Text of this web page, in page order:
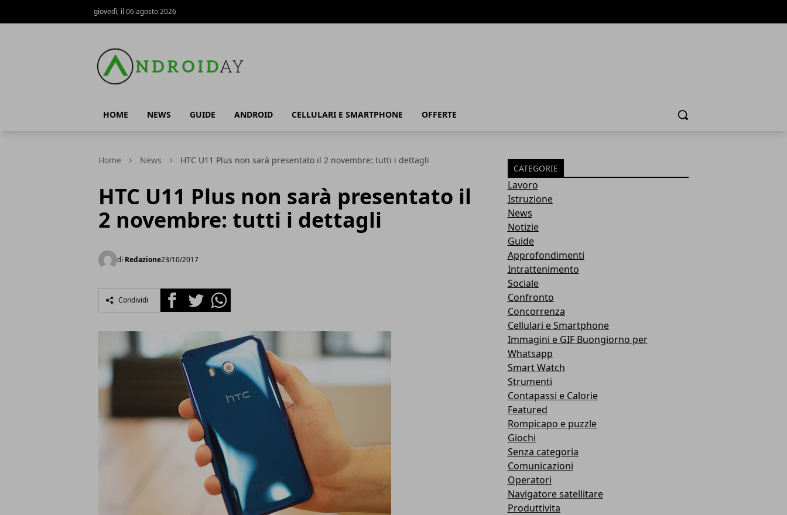
giovedì, il 06 agosto 2026
HOME NEWS GUIDE ANDROID CELLULARI E SMARTPHONE OFFERTE Cerca
Home News HTC U11 Plus non sarà presentato il 2 novembre: tutti i dettagli
HTC U11 Plus non sarà presentato il
2 novembre: tutti i dettagli
di Redazione23/10/2017
Condividi FacebookTwitterWhatsapp
CATEGORIE
Lavoro
Istruzione
News
Notizie
Guide
Approfondimenti
Intrattenimento
Sociale
Confronto
Concorrenza
Cellulari e Smartphone
Immagini e GIF Buongiorno per
Whatsapp
Smart Watch
Strumenti
Contapassi e Calorie
Featured
Rompicapo e puzzle
Giochi
Senza categoria
Comunicazioni
Operatori
Navigatore satellitare
Produttivita